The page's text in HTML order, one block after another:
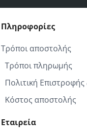
Πληροφορίες
Τρόποι αποστολής
Τρόποι πληρωμής
Πολιτική
Κόστος αποστολής
Εταιρεία